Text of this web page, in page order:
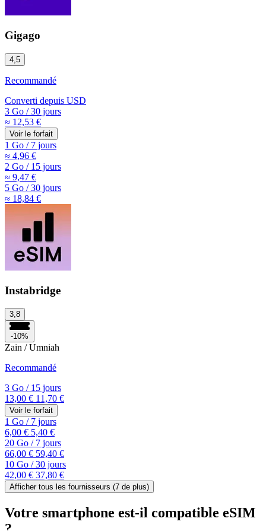
Gigago
4,5
Recommandé
Converti depuis USD
3 Go /30 jours
≈ 12,53 €
Voir le forfait
1 Go /7 jours
≈ 4,96 €
2 Go /15 jours
≈ 9,47 €
5 Go /30 jours
≈ 18,84 €
Instabridge
3,8
-10%
Zain / Umniah
Recommandé
3 Go /15 jours
13,00 € 11,70 €
Voir le forfait
1 Go /7 jours
6,00 € 5,40 €
20 Go /7 jours
66,00 € 59,40 €
10 Go /30 jours
42,00 € 37,80 €
Afficher tous les fournisseurs (7 de plus)
Votre smartphone est-il compatible eSIM